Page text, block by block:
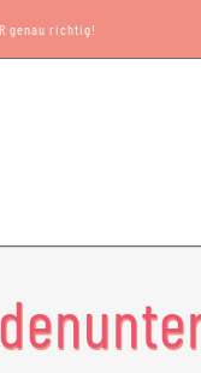
genau richtig!